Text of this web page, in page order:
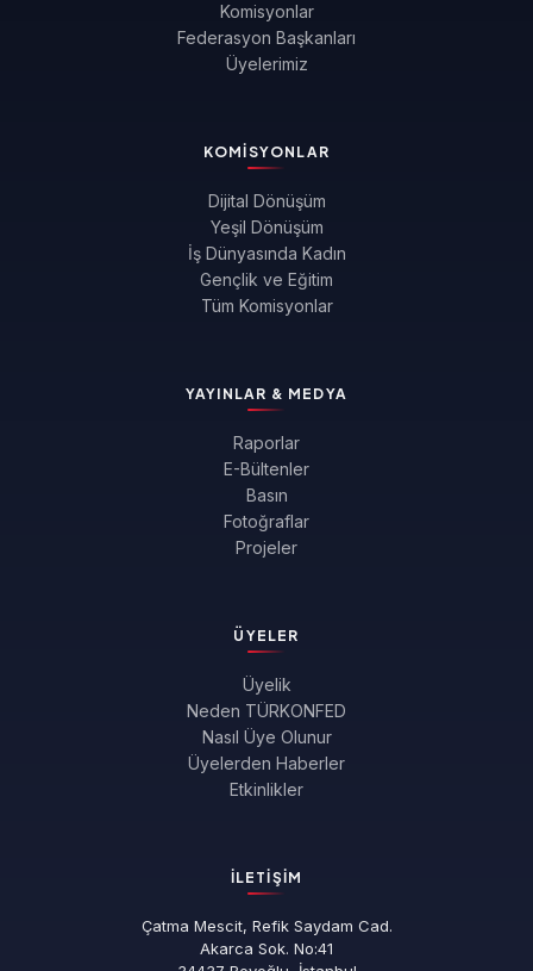
Komisyonlar
Federasyon Başkanları
Üyelerimiz
KOMISYONLAR
Dijital Dönüşüm
Yeşil Dönüşüm
İş Dünyasında Kadın
Gençlik ve Eğitim
Tüm Komisyonlar
YAYINLAR & MEDYA
Raporlar
E-Bültenler
Basın
Fotoğraflar
Projeler
ÜYELER
Üyelik
Neden TÜRKONFED
Nasıl Üye Olunur
Üyelerden Haberler
Etkinlikler
İLETIŞIM
Çatma Mescit, Refik Saydam Cad.
Akarca Sok. No:41